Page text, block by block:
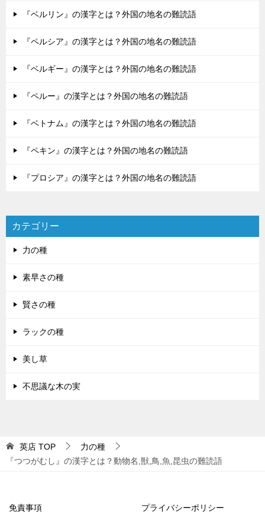
『ベルリン』の漢字とは？外国の地名の難読語
『ペルシア』の漢字とは？外国の地名の難読語
『ベルギー』の漢字とは？外国の地名の難読語
『ペルー』の漢字とは？外国の地名の難読語
『ベトナム』の漢字とは？外国の地名の難読語
『ペキン』の漢字とは？外国の地名の難読語
『プロシア』の漢字とは？外国の地名の難読語
カテゴリー
力の種
素早さの種
賢さの種
ラックの種
美し草
不思議な木の実
英店 TOP
力の種
『つつがむし』の漢字とは？動物名,獣,鳥,魚,昆虫の難読語
免責事項 プライバシーポリシー